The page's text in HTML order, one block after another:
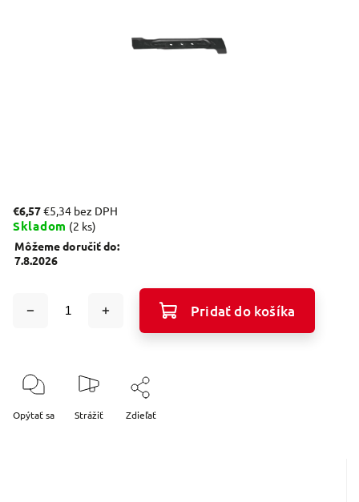
€6,57€5,34 bez DPH
Skladom (2 ks)
Môžeme doručiť do:
7.8.2026
Pridať do košíka
Opýtať sa Strážiť Zdieľať